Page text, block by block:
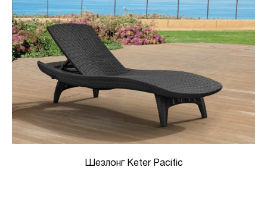
Шезлонг Keter Pacific